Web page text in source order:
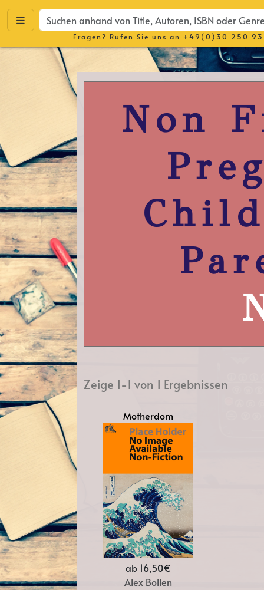
Fragen? Rufen Sie uns an +49(0)30 250
Non
Zeige 1-1 von 1 Ergebnissen
Motherdom
ab 16,50€
Alex Bollen